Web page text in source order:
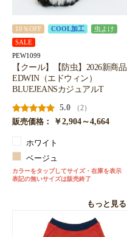
10％OFF COOL加工
虫よけ
SALE
PEW1099
【クール】【防虫】2026新商品
EDWIN（エドウィン）
BLUEJEANSカジュアルT
5.0
（2）
販売価格：
￥2,904～4,664
ホワイト
ベージュ
カラーをタップしてサイズ・在庫を表示
表記の無いサイズは販売終了
もっと見る